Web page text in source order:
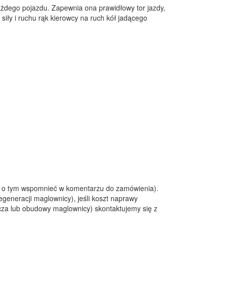
pojazdu. Zapewnia ona prawidłowy tor jazdy,
i ruchu rąk kierowcy na ruch kół jadącego
tym wspomnieć w komentarzu do zamówienia).
maglownicy), jeśli koszt naprawy
lub obudowy maglownicy) skontaktujemy się z